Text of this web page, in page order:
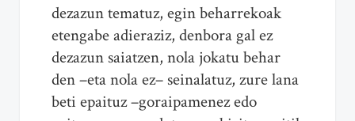
dezazun tematuz, egin beharrekoak
etengabe adieraziz, denbora gal ez
dezazun saiatzen, nola jokatu behar
den –eta nola ez– seinalatuz, zure lana
beti epaituz –goraipamenez edo